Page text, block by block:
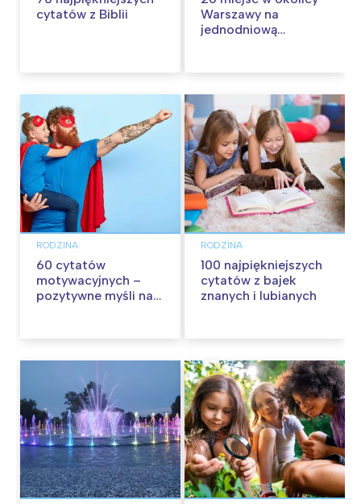
cytatów z Biblii
Warszawy na
jednodniową
RODZINA
60 cytatów
motywacyjnych –
pozytywne myśli na
RODZINA
100 najpiękniejszych
cytatów z bajek
znanych i lubianych